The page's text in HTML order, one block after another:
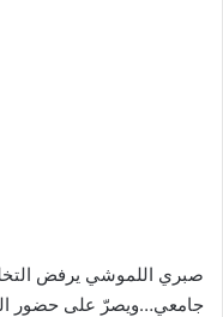
صبري اللموشي يرفض
جامعي…ويصرّ على حضور